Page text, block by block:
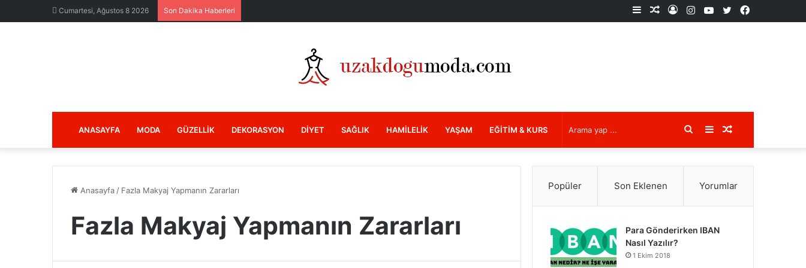
Cumartesi, Ağustos 8 2026 Son Dakika Haberleri Facebook
X
YouTube
Instagram
Kayıt
Rastgele
Kenar
ANASAYFA MODA GÜZELLIK DEKORASYON DIYET SAĞLIK HAMILELIK YAŞAM EĞITIM & KURS Rastgele
Makale
Kenar
Bölmesi
Arama
yap
Anasayfa / Fazla Makyaj Yapmanın Zararları
Fazla Makyaj Yapmanın Zararları
Popüler Son Eklenen Yorumlar
Para Gönderirken IBAN
Nasıl Yazılır?
1 Ekim 2018